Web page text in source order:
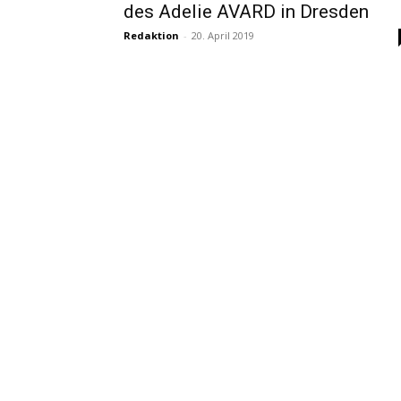
des Adelie AVARD in Dresden
Redaktion - 20. April 2019